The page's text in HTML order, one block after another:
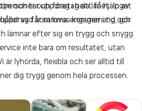
och företag att få hjälp av
vad som lovas kommer i tid, gör
lämnar efter sig en trygg och snygg
och tar uppdrag i hela länet. Inget
får samma engagemang och
inte bara om resultatet, utan
är lyhörda, flexibla och ser alltid till
dig trygg genom hela processen.